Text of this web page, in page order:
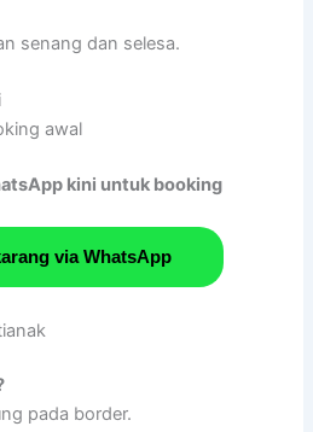
senang dan selesa.
awal
kini untuk booking
via WhatsApp
pada border.